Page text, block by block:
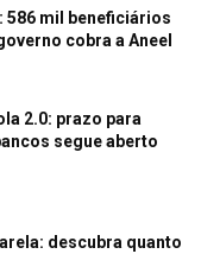
586 mil beneficiários
cobra a Aneel
2.0: prazo para
segue aberto
descubra quanto